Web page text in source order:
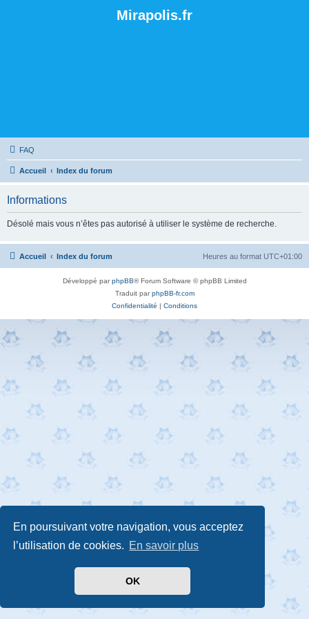
En poursuivant votre navigation, vous acceptez
l’utilisation de cookies. En savoir plus
OK
Mirapolis.fr
FAQ
Accueil Index du forum
Informations
Désolé mais vous n’êtes pas autorisé à utiliser le système de recherche.
Accueil Index du forum Heures au format UTC+01:00
Développé parphpBB® Forum Software © phpBB Limited
Traduit parphpBB-fr.com
Confidentialité | Conditions